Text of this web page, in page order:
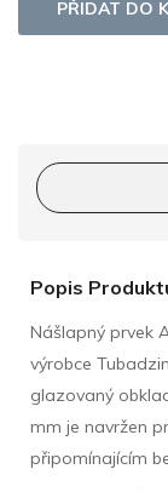
Popis
Nášlapný prvek
výrobce
glazovaný
mm je navržen
připomínajícím